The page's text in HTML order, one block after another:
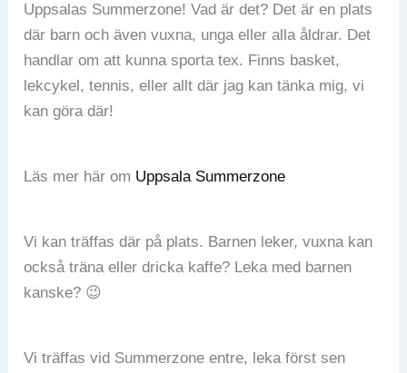
Uppsalas Summerzone! Vad är det? Det är en plats
där barn och även vuxna, unga eller alla åldrar. Det
handlar om att kunna sporta tex. Finns basket,
lekcykel, tennis, eller allt där jag kan tänka mig, vi
kan göra där!
Läs mer här om Uppsala Summerzone
Vi kan träffas där på plats. Barnen leker, vuxna kan
också träna eller dricka kaffe? Leka med barnen
kanske? 😉
Vi träffas vid Summerzone entre, leka först sen